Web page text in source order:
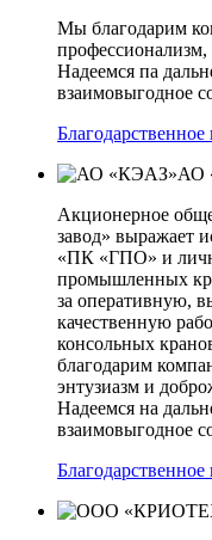
Мы благодарим
профессионализм,
Надеемся па
взаимовыгодное
АО
Акционерное
завод» выражает
«ПК «ГПО» и
промышленных
за оперативную,
качественную
консольных
благодарим
энтузиазм и
Надеемся на
взаимовыгодное